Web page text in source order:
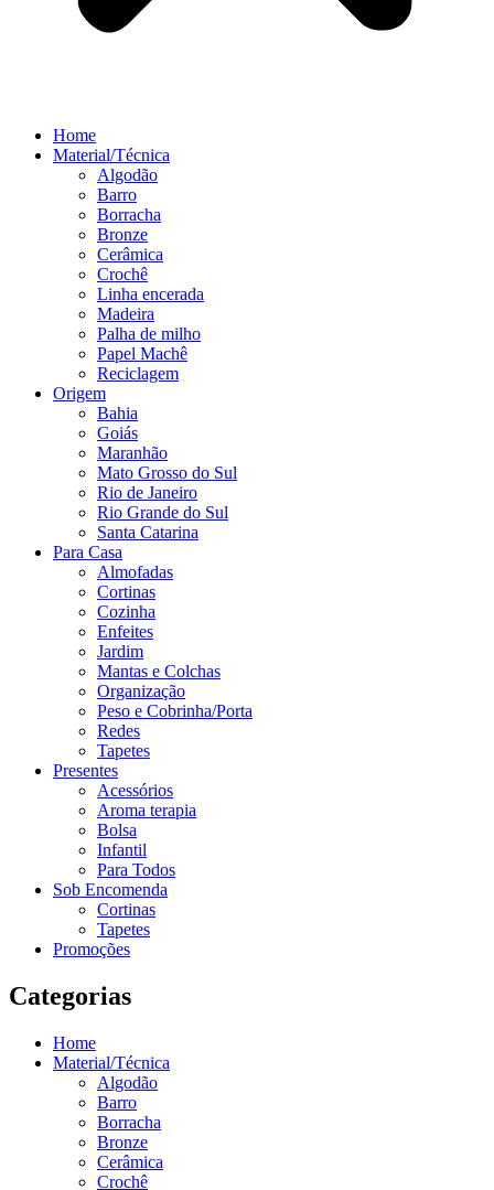
Home
Material/Técnica
Algodão
Barro
Borracha
Bronze
Cerâmica
Crochê
Linha encerada
Madeira
Palha de milho
Papel Machê
Reciclagem
Origem
Bahia
Goiás
Maranhão
Mato Grosso do Sul
Rio de Janeiro
Rio Grande do Sul
Santa Catarina
Para Casa
Almofadas
Cortinas
Cozinha
Enfeites
Jardim
Mantas e Colchas
Organização
Peso e Cobrinha/Porta
Redes
Tapetes
Presentes
Acessórios
Aroma terapia
Bolsa
Infantil
Para Todos
Sob Encomenda
Cortinas
Tapetes
Promoções
Categorias
Home
Material/Técnica
Algodão
Barro
Borracha
Bronze
Cerâmica
Crochê